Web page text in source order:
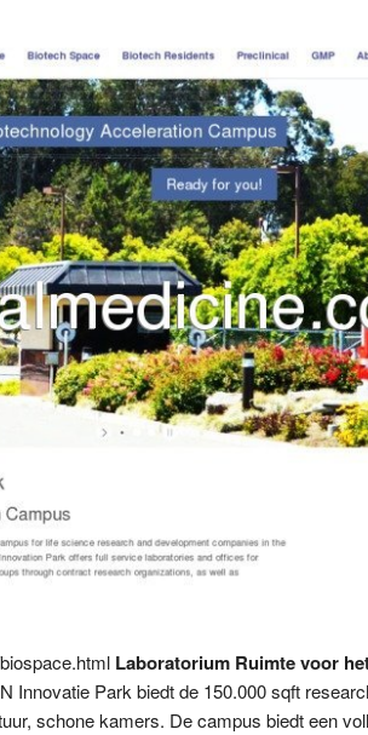
Laboratorium Ruimte voor
Innovatie Park biedt de 150.000 sqft
schone kamers. De campus biedt een